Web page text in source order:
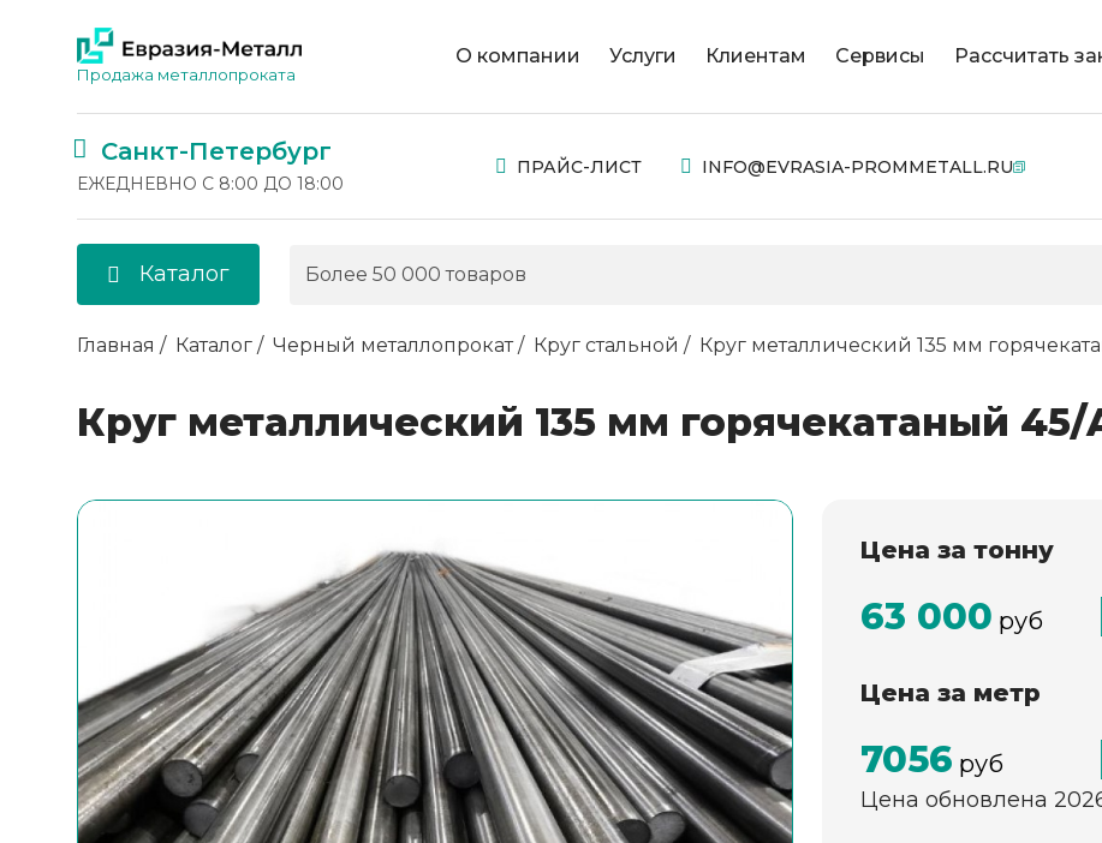
Продажа металлопроката
О компании Услуги Клиентам Сервисы Рассчитать
Санкт-Петербург
ЕЖЕДНЕВНО С 8:00 ДО 18:00
ПРАЙС-ЛИСТ INFO@EVRASIA-PROMMETALL.RU
Каталог
Главная Каталог Черный металлопрокат Круг стальной Круг металлический 135 мм
Круг металлический 135 мм горячекатаный 45/
Цена за тонну
63 000 руб
Цена за метр
7056 руб
Цена обновлена